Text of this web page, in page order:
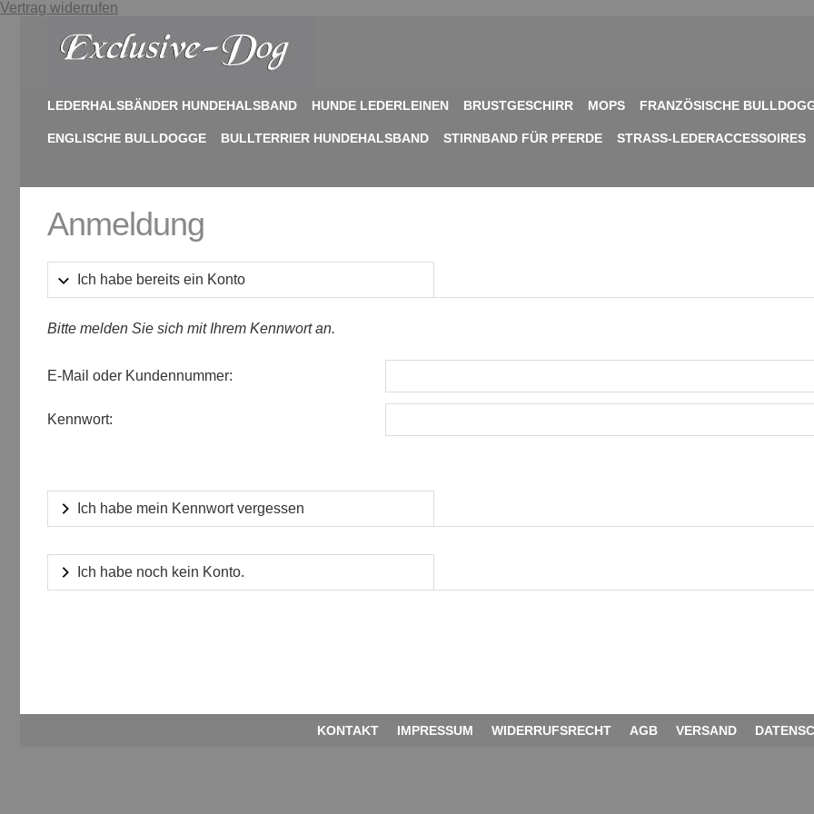
Vertrag widerrufen
LEDERHALSBÄNDER HUNDEHALSBAND HUNDE LEDERLEINEN BRUSTGESCHIRR MOPS FRANZÖSISCHE
ENGLISCHE BULLDOGGE BULLTERRIER HUNDEHALSBAND STIRNBAND FÜR PFERDE STRASS-LEDERACCESSOIRES
Anmeldung
Ich habe bereits ein Konto
Bitte melden Sie sich mit Ihrem Kennwort an.
E-Mail oder Kundennummer:
Kennwort:
Ich habe mein Kennwort vergessen
Ich habe noch kein Konto.
KONTAKT IMPRESSUM WIDERRUFSRECHT AGB VERSAND